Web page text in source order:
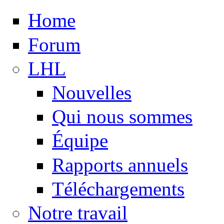
Home
Forum
LHL
Nouvelles
Qui nous sommes
Équipe
Rapports annuels
Téléchargements
Notre travail